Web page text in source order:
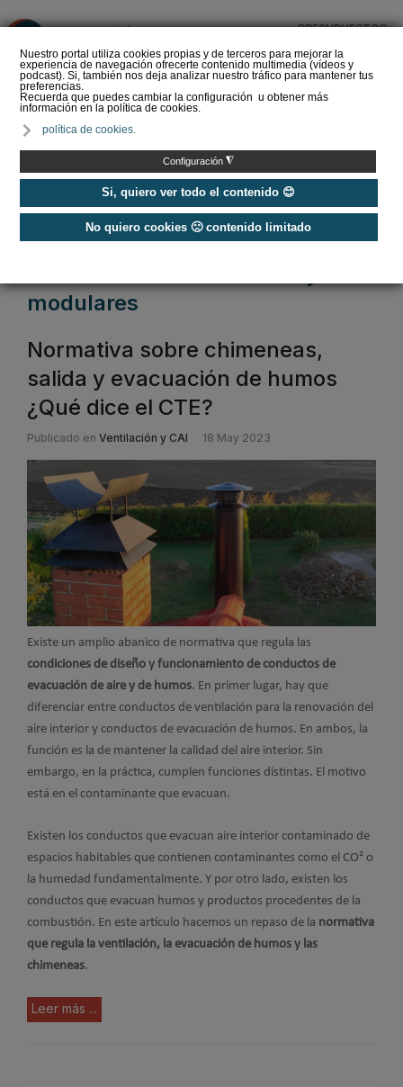
Nuestro portal utiliza cookies propias y de terceros para mejorar la
experiencia de navegación ofrecerte contenido multimedia (vídeos y
podcast). Si, también nos deja analizar nuestro tráfico para mantener tus
preferencias.
Recuerda que puedes cambiar la configuración u obtener más
información en la política de cookies.
política de cookies.
Configuración ◮
Si, quiero ver todo el contenido 😊
No quiero cookies 🙁 contenido limitado
PRESUPUESTOS
las "biochimeneas"
Chimeneas de evacuación
modulares
Normativa sobre chimeneas,
salida y evacuación de humos
¿Qué dice el CTE?
Publicado en Ventilación y CAI 18 May 2023
Existe un amplio abanico de normativa que regula las
condiciones de diseño y funcionamiento de conductos de
evacuación de aire y de humos. En primer lugar, hay que
diferenciar entre conductos de ventilación para la renovación del
aire interior y conductos de evacuación de humos. En ambos, la
función es la de mantener la calidad del aire interior. Sin
embargo, en la práctica, cumplen funciones distintas. El motivo
está en el contaminante que evacuan.
Existen los conductos que evacuan aire interior contaminado de
espacios habitables que contienen contaminantes como el CO² o
la humedad fundamentalmente. Y por otro lado, existen los
conductos que evacuan humos y productos procedentes de la
combustión. En este artículo hacemos un repaso de la normativa
que regula la ventilación, la evacuación de humos y las
chimeneas.
Leer más ...